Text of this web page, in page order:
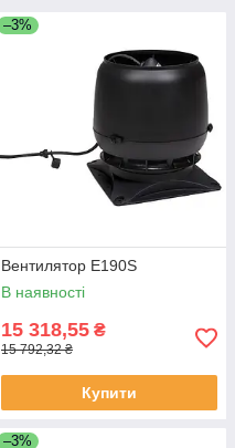
–3%
Вентилятор E190S
В наявності
15 318,55 ₴
15 792,32 ₴
Купити
–3%